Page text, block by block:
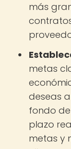
más
metas
deseas
fondo
plazo
metas y